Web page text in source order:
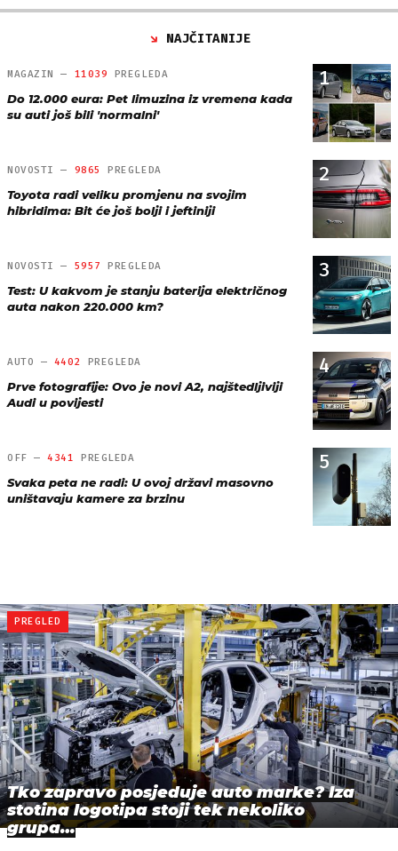
NAJČITANIJE
1
MAGAZIN — 11039 PREGLEDA
Do 12.000 eura: Pet limuzina iz vremena kada
su auti još bili 'normalni'
2
NOVOSTI — 9865 PREGLEDA
Toyota radi veliku promjenu na svojim
hibridima: Bit će još bolji i jeftiniji
3
NOVOSTI — 5957 PREGLEDA
Test: U kakvom je stanju baterija električnog
auta nakon 220.000 km?
4
AUTO — 4402 PREGLEDA
Prve fotografije: Ovo je novi A2, najštedljiviji
Audi u povijesti
5
OFF —4341 PREGLEDA
Svaka peta ne radi: U ovoj državi masovno
uništavaju kamere za brzinu
PREGLED
Tko zapravo posjeduje auto marke? Iza
stotina logotipa stoji tek nekoliko
grupa…